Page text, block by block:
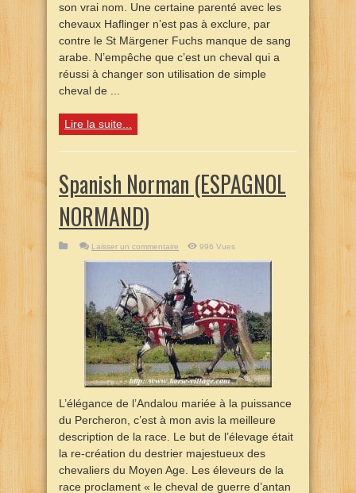
son vrai nom. Une certaine parenté avec les
chevaux Haflinger n’est pas à exclure, par
contre le St Märgener Fuchs manque de sang
arabe. N’empêche que c’est un cheval qui a
réussi à changer son utilisation de simple
cheval de ...
Lire la suite...
Spanish Norman (ESPAGNOL
NORMAND)
Laisser un commentaire 996 Vues
L’élégance de l’Andalou mariée à la puissance
du Percheron, c’est à mon avis la meilleure
description de la race. Le but de l’élevage était
la re-création du destrier majestueux des
chevaliers du Moyen Age. Les éleveurs de la
race proclament « le cheval de guerre d’antan